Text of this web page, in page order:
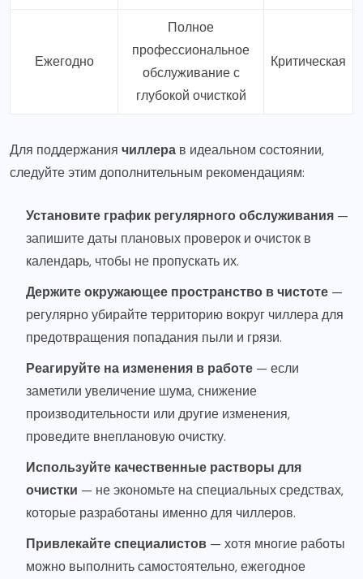
Ежегодно
Полное
профессиональное
обслуживание с
глубокой очисткой
Критическая
Для поддержания чиллера в идеальном состоянии,
следуйте этим дополнительным рекомендациям:
Установите график регулярного обслуживания —
запишите даты плановых проверок и очисток в
календарь, чтобы не пропускать их.
Держите окружающее пространство в чистоте —
регулярно убирайте территорию вокруг чиллера для
предотвращения попадания пыли и грязи.
Реагируйте на изменения в работе — если
заметили увеличение шума, снижение
производительности или другие изменения,
проведите внеплановую очистку.
Используйте качественные растворы для
очистки — не экономьте на специальных средствах,
которые разработаны именно для чиллеров.
Привлекайте специалистов — хотя многие работы
можно выполнить самостоятельно, ежегодное